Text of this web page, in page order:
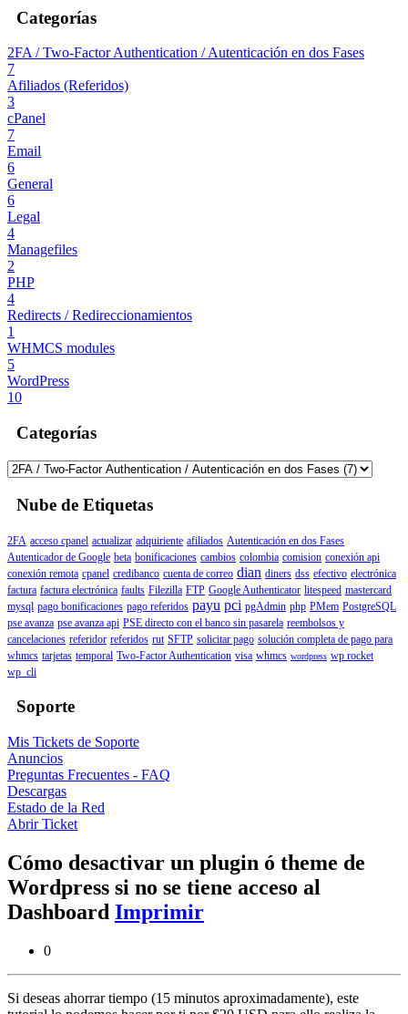
Categorías
2FA / Two-Factor Authentication / Autenticación en dos Fases
7
Afiliados (Referidos)
3
cPanel
7
Email
6
General
6
Legal
4
Managefiles
2
PHP
4
Redirects / Redireccionamientos
1
WHMCS modules
5
WordPress
10
Categorías
Nube de Etiquetas
2FA acceso cpanel actualizar adquiriente afiliados Autenticación en dos Fases
Autenticador de Google beta bonificaciones cambios colombia comision conexión api
conexión remota cpanel credibanco cuenta de correo dian diners dss efectivo electrónica
factura factura electrónica faults Filezilla FTP Google Authenticator litespeed mastercard
mysql pago bonificaciones pago referidos payu pci pgAdmin php PMem PostgreSQL
pse avanza pse avanza api PSE directo con el banco sin pasarela reembolsos y
cancelaciones referidor referidos rut SFTP solicitar pago solución completa de pago para
whmcs tarjetas temporal Two-Factor Authentication visa whmcs wordpress wp rocket
wp_cli
Soporte
Mis Tickets de Soporte
Anuncios
Preguntas Frecuentes - FAQ
Descargas
Estado de la Red
Abrir Ticket
Cómo desactivar un plugin ó theme de
Wordpress si no se tiene acceso al
Dashboard Imprimir
0
Si deseas ahorrar tiempo (15 minutos aproximadamente), este